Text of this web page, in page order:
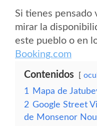
Si tienes pensado
mirar la
este pueblo o en
Booking.com
Contenidos
1
Mapa de
2 Google Street
de Monsenor